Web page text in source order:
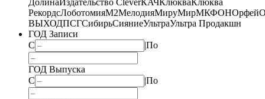
ДолинаИздательство CleverКАЧКлюкваКлюква
РекордсЛоботомияМ2МелодияМируМирМКФОНОрфей
ВЫХОДПСГСибирьСияниеУльтраУльтра Продакшн
ГОД Записи
С
|По
ГОД Выпуска
С
|По